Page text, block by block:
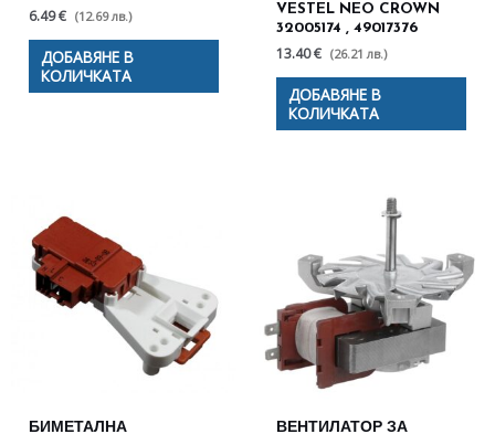
6.49 € (12.69 лв.)
ДОБАВЯНЕ В
КОЛИЧКАТА
VESTEL NEO CROWN
32005174 , 49017376
13.40 € (26.21 лв.)
ДОБАВЯНЕ В
КОЛИЧКАТА
БИМЕТАЛНА ВЕНТИЛАТОР ЗА